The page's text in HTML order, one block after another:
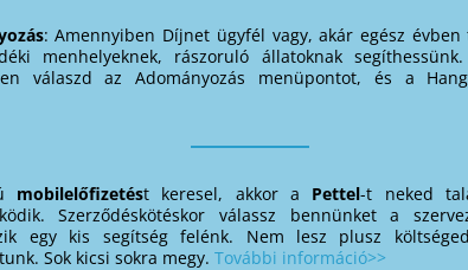
: Amennyiben Díjnet ügyfél vagy, akár egész
menhelyeknek, rászoruló állatoknak
válaszd az Adományozás menüpontot, és a
mobilelőfizetést keresel, akkor a Pettel-t neked
Szerződéskötéskor válassz bennünket a
egy kis segítség felénk. Nem lesz plusz
Sok kicsi sokra megy. További információ>>